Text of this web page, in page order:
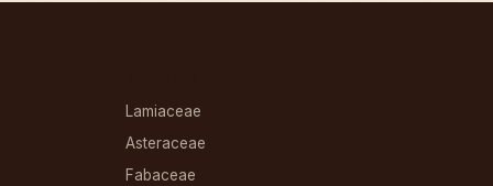
Lamiaceae
Asteraceae
Fabaceae